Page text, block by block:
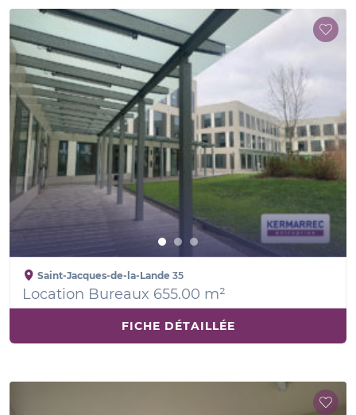
Saint-Jacques-de-la-Lande 35
Location Bureaux 655.00 m²
FICHE DÉTAILLÉE